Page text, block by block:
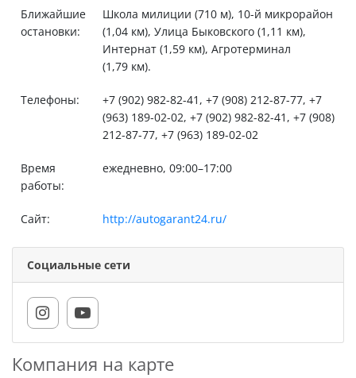
Ближайшие
остановки:
Школа милиции (710 м), 10-й микрорайон
(1,04 км), Улица Быковского (1,11 км),
Интернат (1,59 км), Агротерминал
(1,79 км).
Телефоны:
+7 (902) 982-82-41, +7 (908) 212-87-77, +7
(963) 189-02-02, +7 (902) 982-82-41, +7 (908)
212-87-77, +7 (963) 189-02-02
Время
работы:
ежедневно, 09:00–17:00
Сайт: http://autogarant24.ru/
Социальные сети
Компания на карте